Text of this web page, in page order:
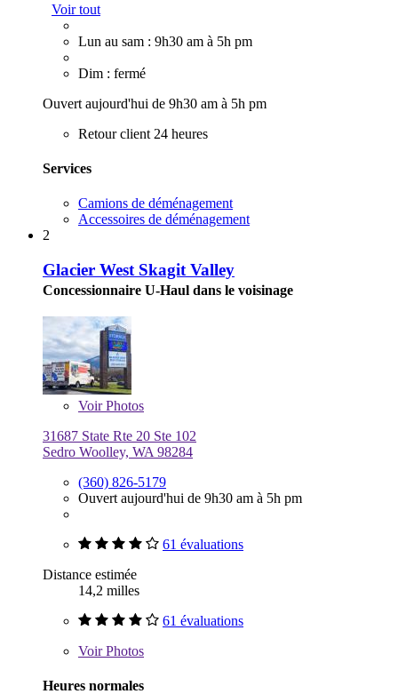
Voir tout
Lun au sam : 9h30 am à 5h pm
Dim : fermé
Ouvert aujourd'hui de 9h30 am à 5h pm
Retour client 24 heures
Services
Camions de déménagement
Accessoires de déménagement
2
Glacier West Skagit Valley
Concessionnaire U-Haul dans le voisinage
VoirPhotos
31687 State Rte 20 Ste 102
Sedro Woolley, WA 98284
(360) 826-5179
Ouvert aujourd'hui de 9h30 am à 5h pm
61 évaluations
Distance estimée
14,2 milles
61 évaluations
VoirPhotos
Heures normales